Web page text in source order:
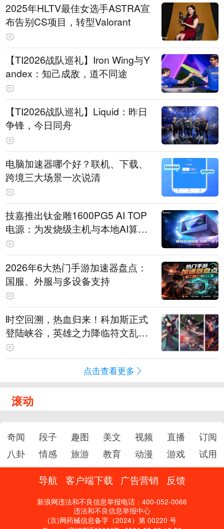
2025年HLTV最佳女选手ASTRA宣
布告别CS项目，转型Valorant
【TI2026战队巡礼】Iron Wing与Y
andex：知己成敌，道不同途
【TI2026战队巡礼】Liquid：昨日
争锋，今日同舟
电脑加速器哪个好？联机、下载、
跨境三大场景一次说清
技嘉推出钛金雕1600PG5 AI TOP
电源：为发烧级主机与本地AI算力
打造旗舰供电方案
2026年6大热门手游加速器盘点：
国服、外服与多设备支持
时空回溯，热血归来！科加斯正式
登陆峡谷，英雄之力降临符文乱
斗！
点击查看更多
滚动
奇闻 段子 趣图 美文 视频 直播
订阅
八卦
情感 旅游 教育 动漫 游戏 试用
导航 客户端下载 广告营销 反馈
新浪网违法和不良信息举报电话：400-052-0066
违法和不良信息举报中心
(京)网药械信息备字（2024）第 00220 号